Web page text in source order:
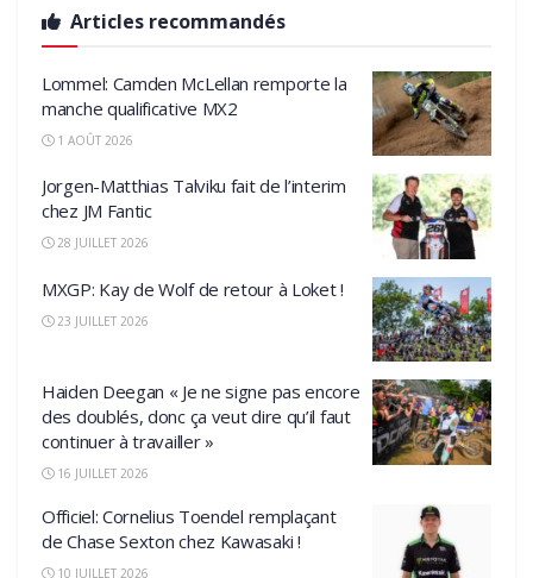
Articles recommandés
Lommel: Camden McLellan remporte la
manche qualificative MX2
1 AOÛT 2026
Jorgen-Matthias Talviku fait de l’interim
chez JM Fantic
28 JUILLET 2026
MXGP: Kay de Wolf de retour à Loket !
23 JUILLET 2026
Haiden Deegan « Je ne signe pas encore
des doublés, donc ça veut dire qu’il faut
continuer à travailler »
16 JUILLET 2026
Officiel: Cornelius Toendel remplaçant
de Chase Sexton chez Kawasaki !
10 JUILLET 2026